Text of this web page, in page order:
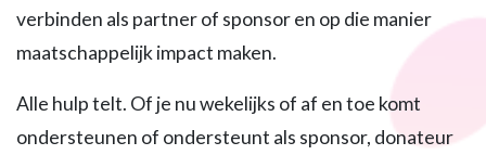
verbinden als partner of sponsor en op die manier
maatschappelijk impact maken.
Alle hulp telt. Of je nu wekelijks of af en toe komt
ondersteunen of ondersteunt als sponsor, donateur